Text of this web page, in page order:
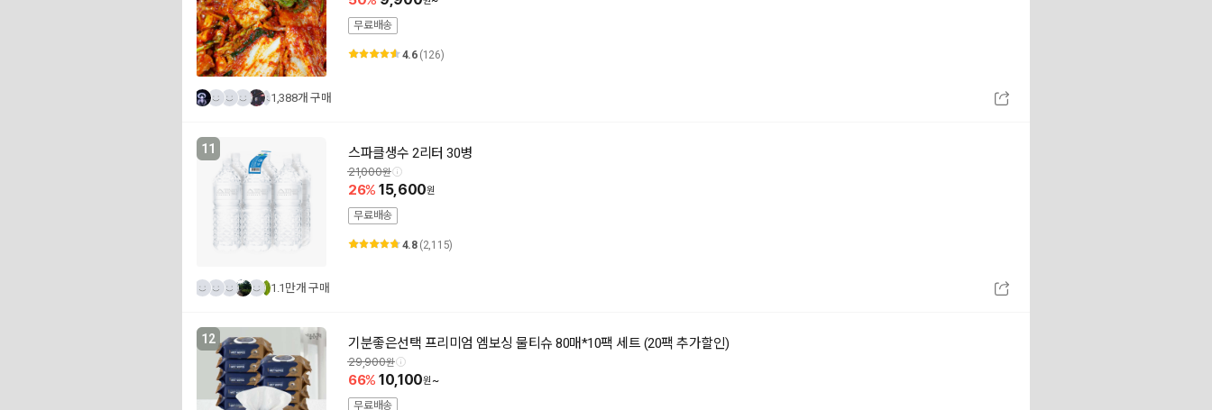
무료배송
4.6 (126)
1,388개 구매
11 스파클생수 2리터 30병
21,000
26 15,600
무료배송
4.8 (2,115)
1.1만개 구매
12 기분좋은선택 프리미엄 엠보싱 물티슈 80매*10팩 세트 (20팩 추가할인)
29,900
66 10,100
~
무료배송